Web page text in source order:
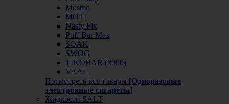
Mosmo
MOTI
Nasty Fix
Puff Bar Max
SOAK
SWOG
TIKOBAR (8000)
VAAL
Посмотреть все товары [Одноразовые
электронные сигареты]
Жидкости SALT